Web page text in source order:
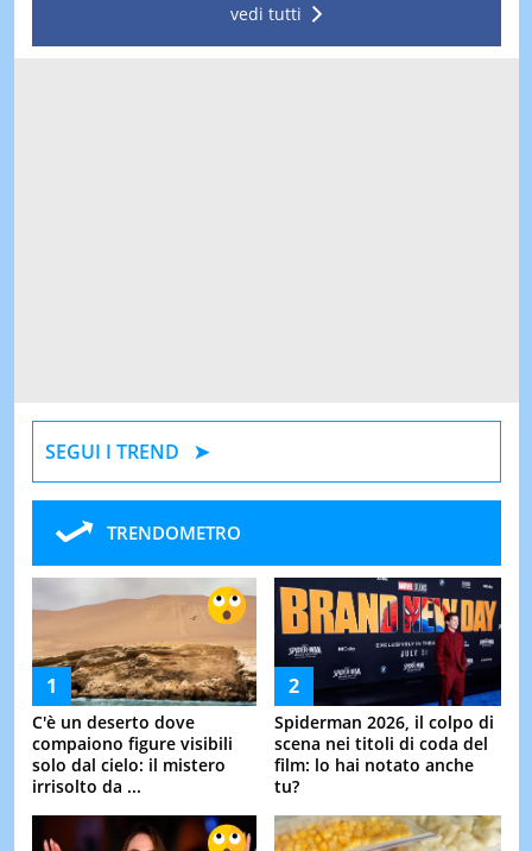
vedi tutti
SEGUI I TREND
TRENDOMETRO
C'è un deserto dove
compaiono figure visibili
solo dal cielo: il mistero
irrisolto da ...
Spiderman 2026, il colpo di
scena nei titoli di coda del
film: lo hai notato anche
tu?